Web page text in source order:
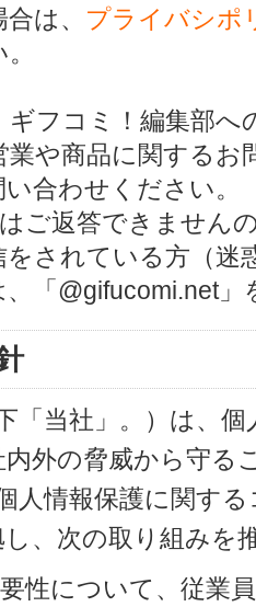
は、 プライバシポ
フコミ！編集部へ
業や商品に関する
合わせください。
ご返答できません
されている方（迷
「@gifucomi.net
「当社」。）は、
外の脅威から守る
人情報保護に関す
、次の取り組みを
性について、従業